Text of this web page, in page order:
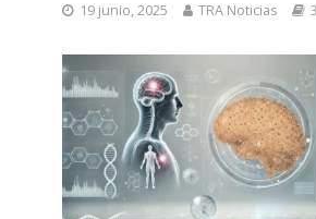
19 junio, 2025 TRA Noticias